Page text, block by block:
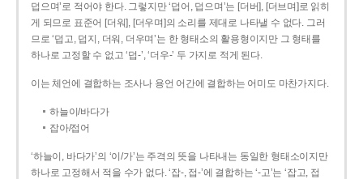
덥으며’로 적어야 한다. 그렇지만 ‘덥어, 덥으며’는 [더버], [더브며]로 읽히
게 되므로 표준어 [더워], [더우며]의 소리를 제대로 나타낼 수 없다. 그러
므로 ‘덥고, 덥지, 더워, 더우며’는 한 형태소의 활용형이지만 그 형태를
하나로 고정할 수 없고 ‘덥-’, ‘더우-’ 두 가지로 적게 된다.
이는 체언에 결합하는 조사나 용언 어간에 결합하는 어미도 마찬가지다.
하늘이/바다가
잡아/접어
‘하늘이, 바다가’의 ‘이/가’는 주격의 뜻을 나타내는 동일한 형태소이지만
하나로 고정해서 적을 수가 없다. ‘잡-, 접-’에 결합하는 ‘-고’는 ‘잡고, 접